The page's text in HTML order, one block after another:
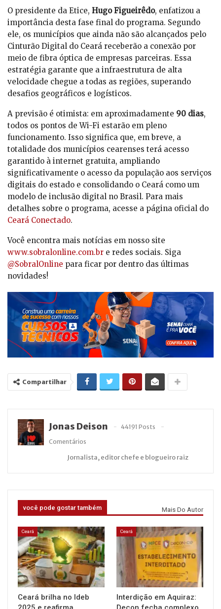
O presidente da Etice, Hugo Figueirêdo, enfatizou a
importância desta fase final do programa. Segundo
ele, os municípios que ainda não são alcançados pelo
Cinturão Digital do Ceará receberão a conexão por
meio de fibra óptica de empresas parceiras. Essa
estratégia garante que a infraestrutura de alta
velocidade chegue a todas as regiões, superando
desafios geográficos e logísticos.
A previsão é otimista: em aproximadamente 90 dias,
todos os pontos de Wi-Fi estarão em pleno
funcionamento. Isso significa que, em breve, a
totalidade dos municípios cearenses terá acesso
garantido à internet gratuita, ampliando
significativamente o acesso da população aos serviços
digitais do estado e consolidando o Ceará como um
modelo de inclusão digital no Brasil. Para mais
detalhes sobre o programa, acesse a página oficial do
Ceará Conectado.
Você encontra mais notícias em nosso site
www.sobralonline.com.br e redes sociais. Siga
@SobralOnline para ficar por dentro das últimas
novidades!
Compartilhar
Jonas Deison
44191 Posts
Comentários
Jornalista, editor chefe e blogueiro raiz
você pode gostar também Mais Do Autor
Ceará
Ceará brilha no Ideb
Ceará
Interdição em Aquiraz: